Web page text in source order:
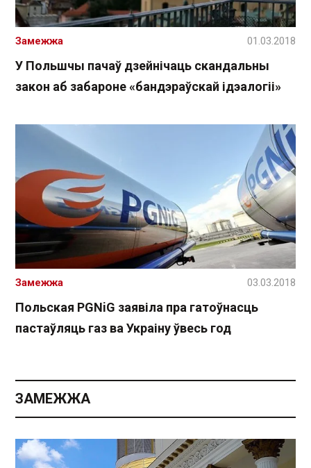
У Польшчы пачаў дзейнічаць скандальны
закон аб забароне «бандэраўскай ідэалогіі»
Замежжа 01.03.2018
Польская PGNiG заявіла пра гатоўнасць
пастаўляць газ ва Украіну ўвесь год
Замежжа 03.03.2018
ЗАМЕЖЖА